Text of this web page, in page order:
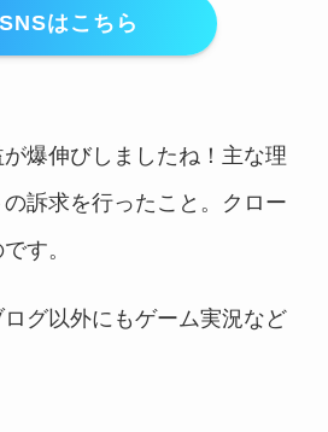
はこちら
爆伸びしましたね！主な理
訴求を行ったこと。クロー
す。
グ以外にもゲーム実況など